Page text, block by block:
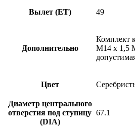
Вылет (ET) 49
Дополнительно
Комплект
М14 х 1,5
Цвет
Диаметр центрального
отверстия под ступицу
(DIA)
67.1